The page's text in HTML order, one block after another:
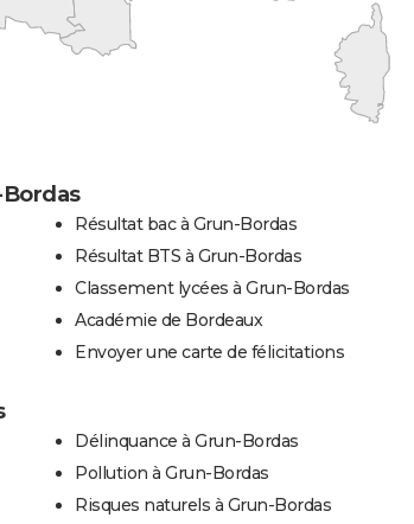
Résultat bac à Grun-Bordas
Résultat BTS à Grun-Bordas
Classement lycées à Grun-Bordas
Académie de Bordeaux
Envoyer une carte de félicitations
Délinquance à Grun-Bordas
Pollution à Grun-Bordas
Risques naturels à Grun-Bordas